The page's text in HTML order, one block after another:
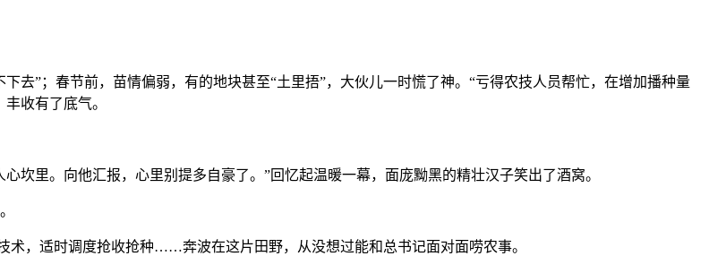
”；春节前，苗情偏弱，有的地块甚至“土里捂”，大伙儿一时慌了神。“亏得农技人员帮忙，在增加播种量
收有了底气。
里。向他汇报，心里别提多自豪了。”回忆起温暖一幕，面庞黝黑的精壮汉子笑出了酒窝。
，适时调度抢收抢种……奔波在这片田野，从没想过能和总书记面对面唠农事。